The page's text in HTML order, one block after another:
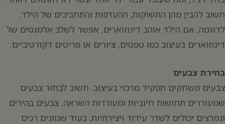
חשוב להבין מהן התשוקות, ההעדפות והתחביבים של הילד.
לדוגמה, אם הילד אוהב דינוזוארים, אפשר לשלב אלמנטים של
דינוזוארים בעיצוב כמו טפטים, ציורים או פריטים דקורטיביים.
בחירת צבעים
צבעים משחקים תפקיד מרכזי בעיצוב. חשוב לבחור צבעים
שמעוררים תחושות חיוביות ומעוררות השראה. צבעים בהירים
ונמרצים יכולים לשדר עידוד ויצירתיות, בעוד שגוונים רכים